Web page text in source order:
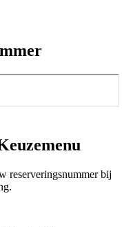
reserveringsnummer bij